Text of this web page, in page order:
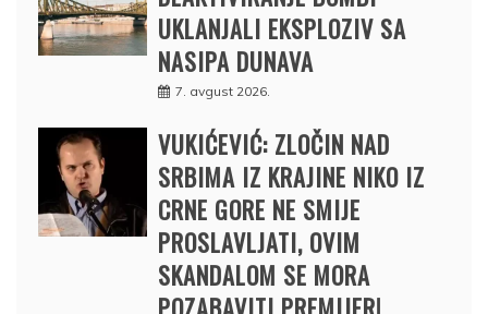
UKLANJALI EKSPLOZIV SA
NASIPA DUNAVA
7. avgust 2026.
VUKIĆEVIĆ: ZLOČIN NAD
SRBIMA IZ KRAJINE NIKO IZ
CRNE GORE NE SMIJE
PROSLAVLJATI, OVIM
SKANDALOM SE MORA